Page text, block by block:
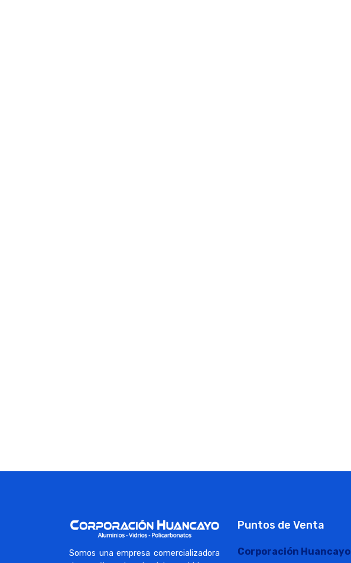
Somos una empresa comercializadora
Puntos de Venta
Corporación Huancayo